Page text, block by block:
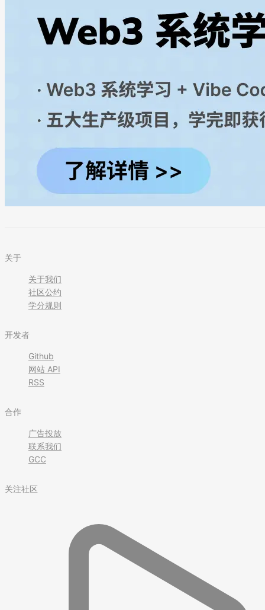
关于
关于我们
社区公约
学分规则
开发者
Github
网站 API
RSS
合作
广告投放
联系我们
GCC
关注社区